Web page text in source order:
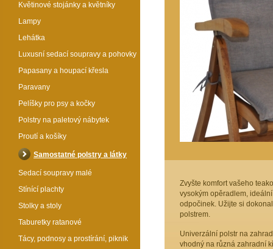
Zvyšte komfort vašeho
vysokým opěradlem,
odpočinek. Užijte si
polstrem.
Univerzální polstr na
vhodný na různá zahradní
Květinové stojánky a květníky
Lampy
Lehátka
Luxusní sedací soupravy a pohovky
Papasany a houpací křesla
Paravany
Pelíšky pro psy a kočky
Polstry na paletový nábytek
Proutí a košíky
Samostatné polstry a látky
Sedací soupravy malé
Stínící plachty
Stolky a stoly
Taburetky ratanové
Tácy, podnosy a prostírání, piknik